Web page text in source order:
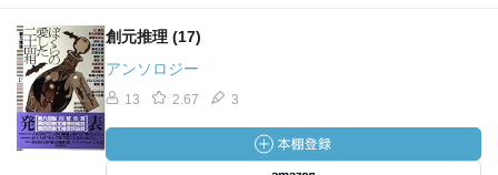
創元推理 (17)
アンソロジー
13 2.67 3